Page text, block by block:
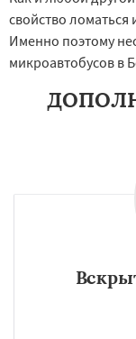
свойство
Именно поэтому
микроавтобусов в